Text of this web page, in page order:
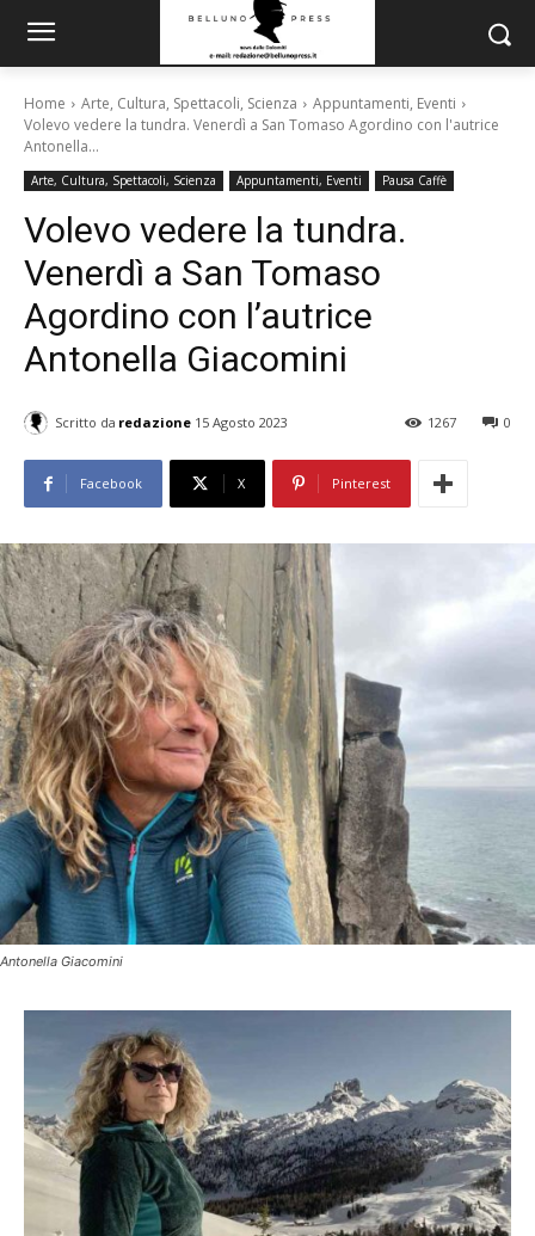
Home Arte, Cultura, Spettacoli, Scienza
Appuntamenti, Eventi
Volevo vedere la tundra. Venerdì a San Tomaso Agordino con l'autrice
Antonella...
Arte, Cultura, Spettacoli, Scienza Appuntamenti, Eventi Pausa Caffè
Volevo vedere la tundra.
Venerdì a San Tomaso
Agordino con l’autrice
Antonella Giacomini
Scritto da redazione 15 Agosto 2023 0
1267
Facebook X Pinterest
Antonella Giacomini